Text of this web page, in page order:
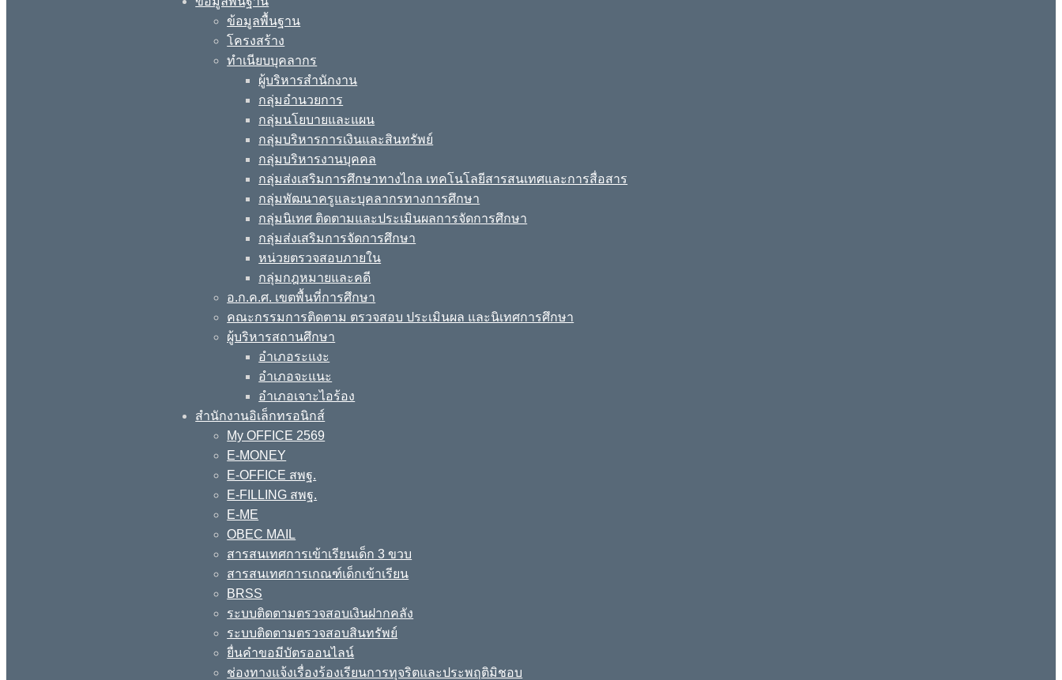
ข้อมูลพื้นฐาน
โครงสร้าง
ทำเนียบบุคลากร
ผู้บริหารสำนักงาน
กลุ่มอำนวยการ
กลุ่มนโยบายและแผน
กลุ่มบริหารการเงินและสินทรัพย์
กลุ่มบริหารงานบุคคล
กลุ่มส่งเสริมการศึกษาทางไกล เทคโนโลยีสารสนเทศและการสื่อสาร
กลุ่มพัฒนาครูและบุคลากรทางการศึกษา
กลุ่มนิเทศ ติดตามและประเมินผลการจัดการศึกษา
กลุ่มส่งเสริมการจัดการศึกษา
หน่วยตรวจสอบภายใน
กลุ่มกฎหมายและคดี
อ.ก.ค.ศ. เขตพื้นที่การศึกษา
คณะกรรมการติดตาม ตรวจสอบ ประเมินผล และนิเทศการศึกษา
ผู้บริหารสถานศึกษา
อำเภอระแงะ
อำเภอจะแนะ
อำเภอเจาะไอร้อง
สำนักงานอิเล็กทรอนิกส์
My OFFICE 2569
E-MONEY
E-OFFICE สพฐ.
E-FILLING สพฐ.
E-ME
OBEC MAIL
สารสนเทศการเข้าเรียนเด็ก 3 ขวบ
สารสนเทศการเกณฑ์เด็กเข้าเรียน
BRSS
ระบบติดตามตรวจสอบเงินฝากคลัง
ระบบติดตามตรวจสอบสินทรัพย์
ยื่นคำขอมีบัตรออนไลน์
ช่องทางแจ้งเรื่องร้องเรียนการทุจริตและประพฤติมิชอบ